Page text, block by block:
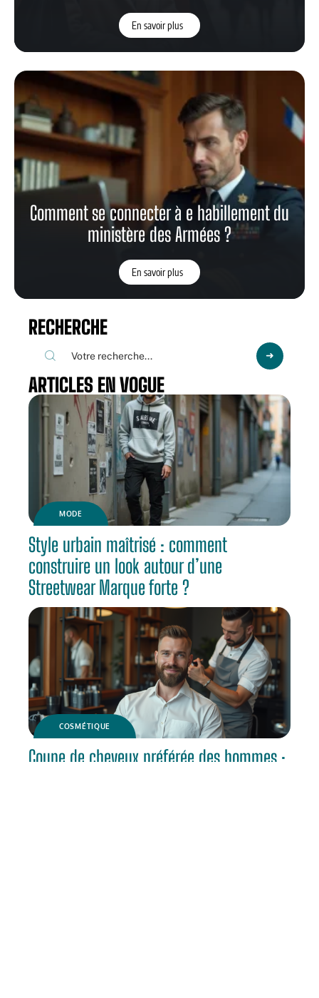
En savoir plus
Comment se connecter à e habillement du
ministère des Armées ?
En savoir plus
RECHERCHE
ARTICLES EN VOGUE
MODE
Style urbain maîtrisé : comment
construire un look autour d’une
Streetwear Marque forte ?
COSMÉTIQUE
Coupe de cheveux préférée des hommes :